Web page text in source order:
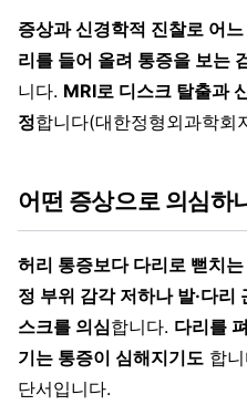
증상과 신경학적 진찰로 어
리를 들어 올려 통증을 보는
니다. MRI로 디스크 탈출과
정합니다(대한정형외과학회
어떤 증상으로 의심하
허리 통증보다 다리로 뻗치
정 부위 감각 저하나 발·다리
스크를 의심합니다. 다리를
기는 통증이 심해지기도 합
단서입니다.